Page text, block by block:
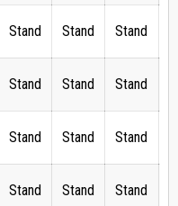
Stand Stand Stand
Stand Stand Stand
Stand Stand Stand
Stand Stand Stand